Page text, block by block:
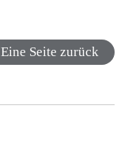
Eine Seite zurück